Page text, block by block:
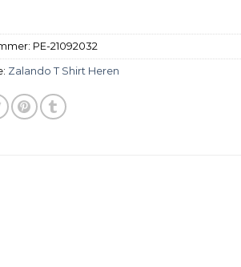
PE-21092032
Zalando T Shirt Heren